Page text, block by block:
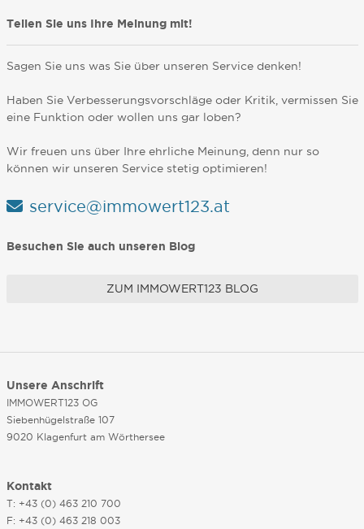
Teilen Sie uns Ihre Meinung mit!
Sagen Sie uns was Sie über unseren Service denken!
Haben Sie Verbesserungsvorschläge oder Kritik, vermissen Sie
eine Funktion oder wollen uns gar loben?
Wir freuen uns über Ihre ehrliche Meinung, denn nur so
können wir unseren Service stetig optimieren!
service@immowert123.at
Besuchen Sie auch unseren Blog
ZUM IMMOWERT123 BLOG
Unsere Anschrift
IMMOWERT123 OG
Siebenhügelstraße 107
9020 Klagenfurt am Wörthersee
Kontakt
T: +43 (0) 463 210 700
F: +43 (0) 463 218 003